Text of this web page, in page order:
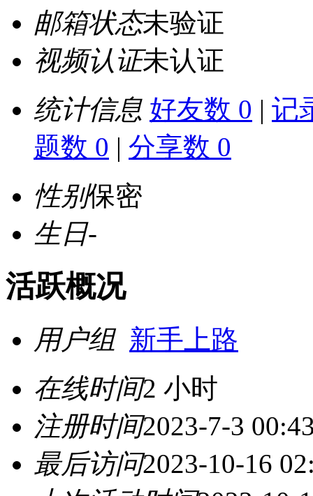
邮箱状态未验证
视频认证未认证
统计信息 好友数 0 | 记
题数 0 | 分享数 0
性别保密
生日-
活跃概况
用户组 新手上路
在线时间2 小时
注册时间2023-7-3
最后访问2023-10-16